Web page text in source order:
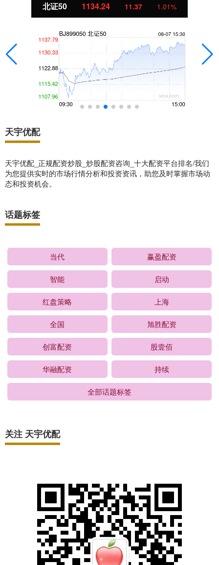
北证50 1134.24 11.37 1.01%
天宇优配
天宇优配_正规配资炒股_炒股配资咨询_十大配资平台排名/我们
为您提供实时的市场行情分析和投资资讯，助您及时掌握市场动
态和投资机会。
话题标签
当代 赢盈配资
智能 启动
红盘策略 上海
全国 旭胜配资
创富配资 股壹佰
华融配资 持续
全部话题标签
关注 天宇优配